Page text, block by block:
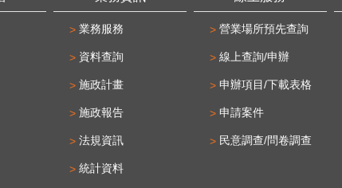
業務服務
資料查詢
施政計畫
施政報告
法規資訊
統計資料
營業場所預先查詢
線上查詢/申辦
申辦項目/下載表格
申請案件
民意調查/問卷調查